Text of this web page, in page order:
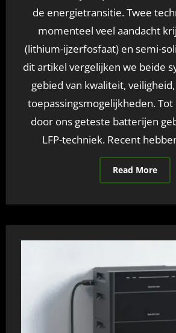
de energietransitie. Twee
momenteel veel aandacht
(lithium-ijzerfosfaat) en semi-
dit artikel vergelijken we beide
gebied van kwaliteit,
toepassingsmogelijkheden. Tot
door ons geteste batterijen
LFP-techniek. Recent
Read More